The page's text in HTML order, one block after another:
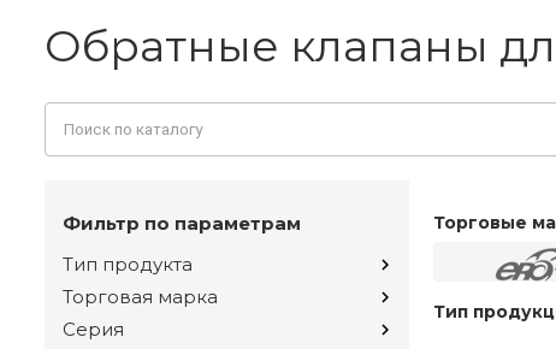
Обратные клапаны
Фильтр по параметрам
Тип продукта
Торговая марка
Серия
Торговые
Тип